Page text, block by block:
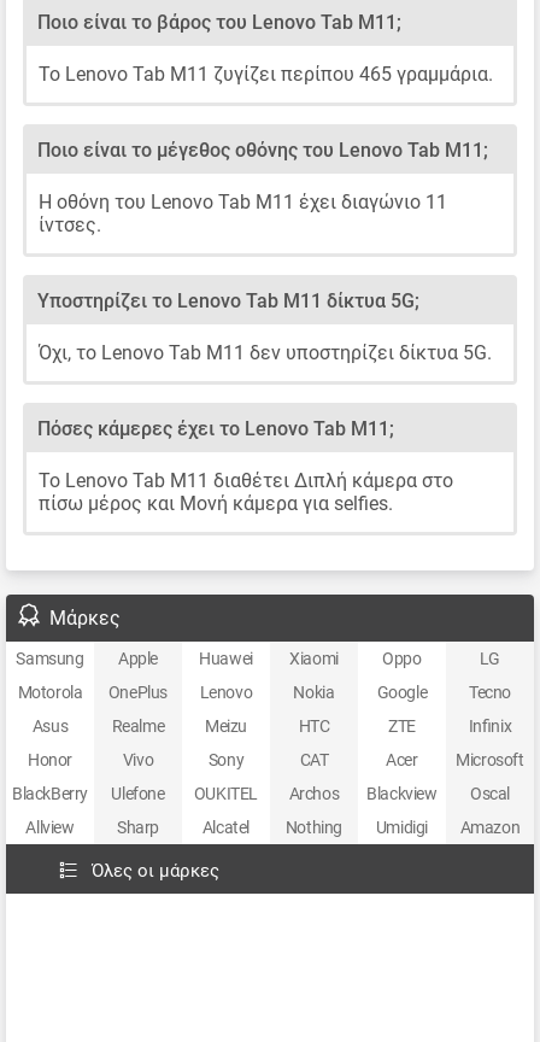
Ποιο είναι το βάρος του Lenovo Tab M11;
Το Lenovo Tab M11 ζυγίζει περίπου 465 γραμμάρια.
Ποιο είναι το μέγεθος οθόνης του Lenovo Tab M11;
Η οθόνη του Lenovo Tab M11 έχει διαγώνιο 11
ίντσες.
Υποστηρίζει το Lenovo Tab M11 δίκτυα 5G;
Όχι, το Lenovo Tab M11 δεν υποστηρίζει δίκτυα 5G.
Πόσες κάμερες έχει το Lenovo Tab M11;
Το Lenovo Tab M11 διαθέτει Διπλή κάμερα στο
πίσω μέρος και Μονή κάμερα για selfies.
Μάρκες
Samsung Apple Huawei Xiaomi Oppo
LG
Motorola
OnePlus Lenovo Nokia Google
Tecno
Asus
Realme Meizu HTC ZTE
Infinix
Honor
Vivo Sony CAT Acer
Microsoft
BlackBerry
Ulefone OUKITEL Archos Blackview
Oscal
Allview
Sharp Alcatel Nothing Umidigi Amazon
Όλες οι μάρκες